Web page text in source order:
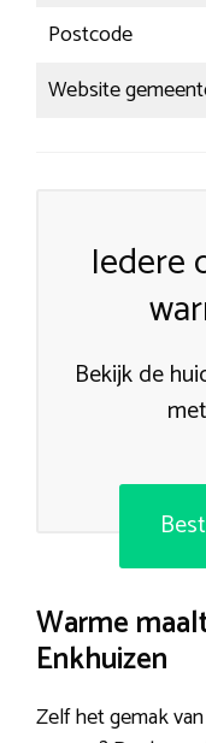
Postcode
Website
Iedere
Bekijk de
Warme
Enkhuizen
Zelf het gemak